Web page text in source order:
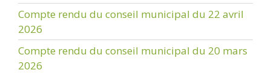
Compte rendu du conseil municipal du 22 avril
2026
Compte rendu du conseil municipal du 20 mars
2026